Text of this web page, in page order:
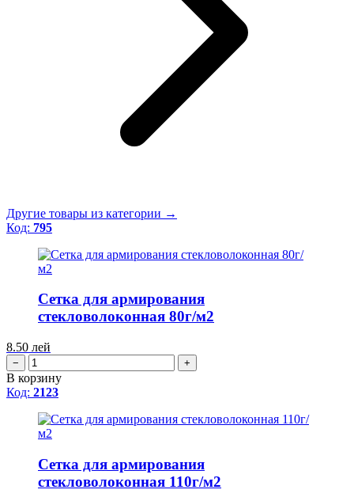
Другие товары из категории →
Код: 795
Сетка для армирования
стекловолоконная 80г/м2
8.50 лей
− +
В корзину
Код: 2123
Сетка для армирования
стекловолоконная 110г/м2